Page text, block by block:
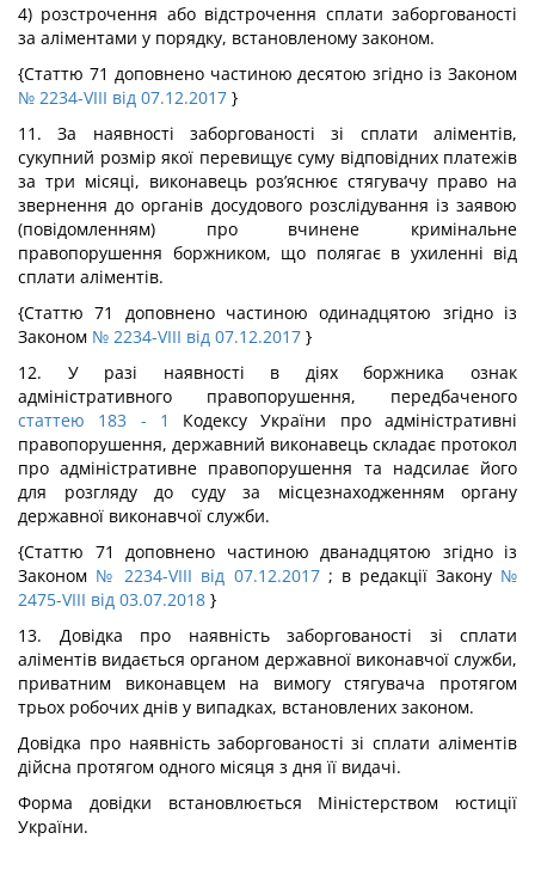
4) розстрочення або відстрочення сплати заборгованості
за аліментами у порядку, встановленому законом.
{Статтю 71 доповнено частиною десятою згідно із Законом
№ 2234-VIII від 07.12.2017 }
11. За наявності заборгованості зі сплати аліментів,
сукупний розмір якої перевищує суму відповідних платежів
за три місяці, виконавець роз’яснює стягувачу право на
звернення до органів досудового розслідування із заявою
(повідомленням) про вчинене кримінальне
правопорушення боржником, що полягає в ухиленні від
сплати аліментів.
{Статтю 71 доповнено частиною одинадцятою згідно із
Законом № 2234-VIII від 07.12.2017 }
12. У разі наявності в діях боржника ознак
адміністративного правопорушення, передбаченого
статтею 183 - 1
Кодексу України про адміністративні
правопорушення, державний виконавець складає протокол
про адміністративне правопорушення та надсилає його
для розгляду до суду за місцезнаходженням органу
державної виконавчої служби.
{Статтю 71 доповнено частиною дванадцятою згідно із
Законом № 2234-VIII від 07.12.2017; в редакції Закону №
2475-VIII від 03.07.2018 }
13. Довідка про наявність заборгованості зі сплати
аліментів видається органом державної виконавчої служби,
приватним виконавцем на вимогу стягувача протягом
трьох робочих днів у випадках, встановлених законом.
Довідка про наявність заборгованості зі сплати аліментів
дійсна протягом одного місяця з дня її видачі.
Форма довідки встановлюється Міністерством юстиції
України.